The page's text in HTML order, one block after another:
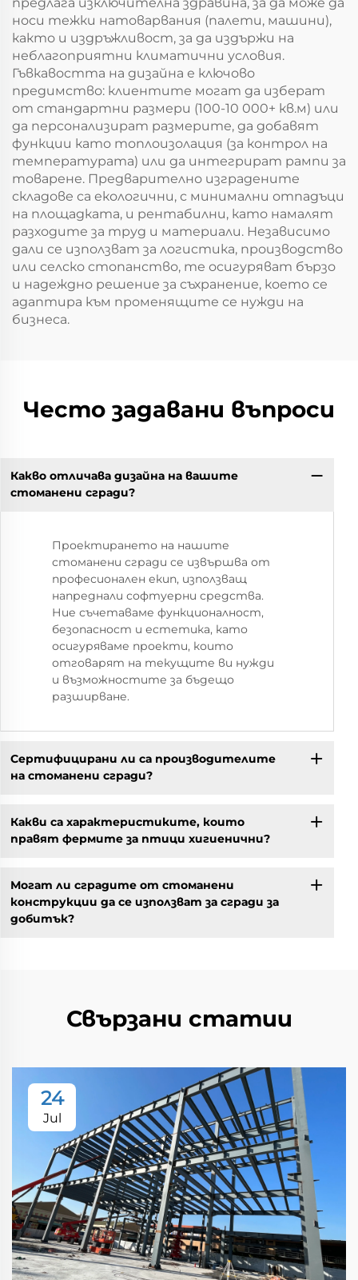
носи тежки натоварвания (палети, машини),
както и издръжливост, за да издържи на
неблагоприятни климатични условия.
Гъвкавостта на дизайна е ключово
предимство: клиентите могат да изберат
от стандартни размери (100-10 000+ кв.м) или
да персонализират размерите, да добавят
функции като топлоизолация (за контрол на
температурата) или да интегрират рампи за
товарене. Предварително изградените
складове са екологични, с минимални отпадъци
на площадката, и рентабилни, като намалят
разходите за труд и материали. Независимо
дали се използват за логистика, производство
или селско стопанство, те осигуряват бързо
и надеждно решение за съхранение, което се
адаптира към променящите се нужди на
бизнеса.
Често задавани въпроси
Какво отличава дизайна на вашите
стоманени сгради?
Проектирането на нашите
стоманени сгради се извършва от
професионален екип, използващ
напреднали софтуерни средства.
Ние съчетаваме функционалност,
безопасност и естетика, като
осигуряваме проекти, които
отговарят на текущите ви нужди
и възможностите за бъдещо
разширване.
Сертифицирани ли са производителите
на стоманени сгради?
Какви са характеристиките, които
правят фермите за птици хигиенични?
Могат ли сградите от стоманени
конструкции да се използват за сгради за
добитък?
Свързани статии
24
Jul